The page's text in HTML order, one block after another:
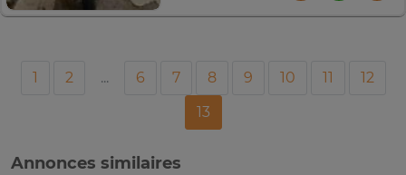
1 2 ... 6 7 8 9 10 11
12
13
Annonces similaires